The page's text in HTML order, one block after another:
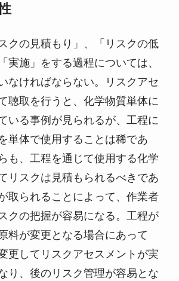
クの見積もり」、「リスクの低
実施」をする過程については、
なければならない。リスクアセ
聴取を行うと、化学物質単体に
いる事例が見られるが、工程に
単体で使用することは稀であ
も、工程を通じて使用する化学
リスクは見積もられるべきであ
取られることによって、作業者
クの把握が容易になる。工程が
料が変更となる場合にあって
更してリスクアセスメントが実
り、後のリスク管理が容易とな